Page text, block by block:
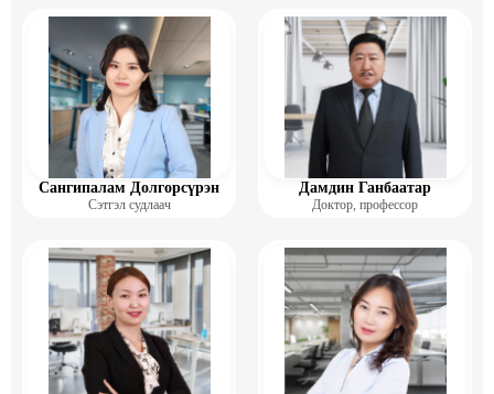
Сангипалам Долгорсүрэн
Сэтгэл судлаач
Дамдин Ганбаатар
Доктор, профессор